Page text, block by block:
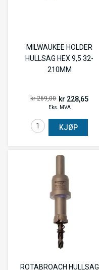
MILWAUKEE HOLDER
HULLSAG HEX 9,5 32-
210MM
kr 269,00 kr 228,65
Eks. MVA
KJØP
ROTABROACH HULLSAG